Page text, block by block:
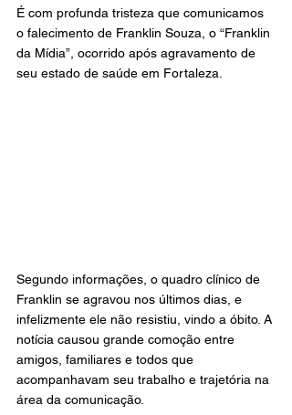
É com profunda tristeza que comunicamos
o falecimento de Franklin Souza, o “Franklin
da Mídia”, ocorrido após agravamento de
seu estado de saúde em Fortaleza.
Segundo informações, o quadro clínico de
Franklin se agravou nos últimos dias, e
infelizmente ele não resistiu, vindo a óbito. A
notícia causou grande comoção entre
amigos, familiares e todos que
acompanhavam seu trabalho e trajetória na
área da comunicação.